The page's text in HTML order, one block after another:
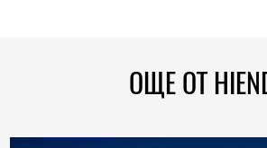
ОЩЕ ОТ